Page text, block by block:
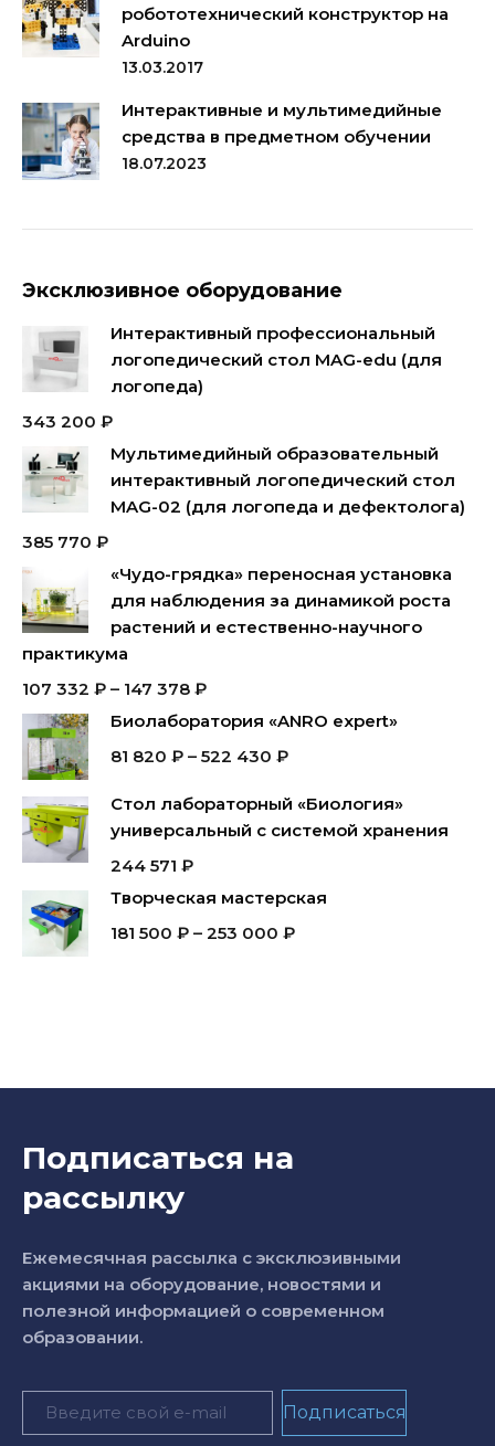
робототехнический конструктор на
Arduino
13.03.2017
Интерактивные и мультимедийные
средства в предметном обучении
18.07.2023
Эксклюзивное оборудование
Интерактивный профессиональный
логопедический стол MAG-edu (для
логопеда)
343 200 ₽
Мультимедийный образовательный
интерактивный логопедический стол
MAG-02 (для логопеда и дефектолога)
385 770 ₽
«Чудо-грядка» переносная установка
для наблюдения за динамикой роста
растений и естественно-научного
практикума
107 332 ₽ – 147 378 ₽
Биолаборатория «ANRO expert»
81 820 ₽ – 522 430 ₽
Стол лабораторный «Биология»
универсальный с системой хранения
244 571 ₽
Творческая мастерская
181 500 ₽ – 253 000 ₽
Подписаться на
рассылку
Ежемесячная рассылка с эксклюзивными
акциями на оборудование, новостями и
полезной информацией о современном
образовании.